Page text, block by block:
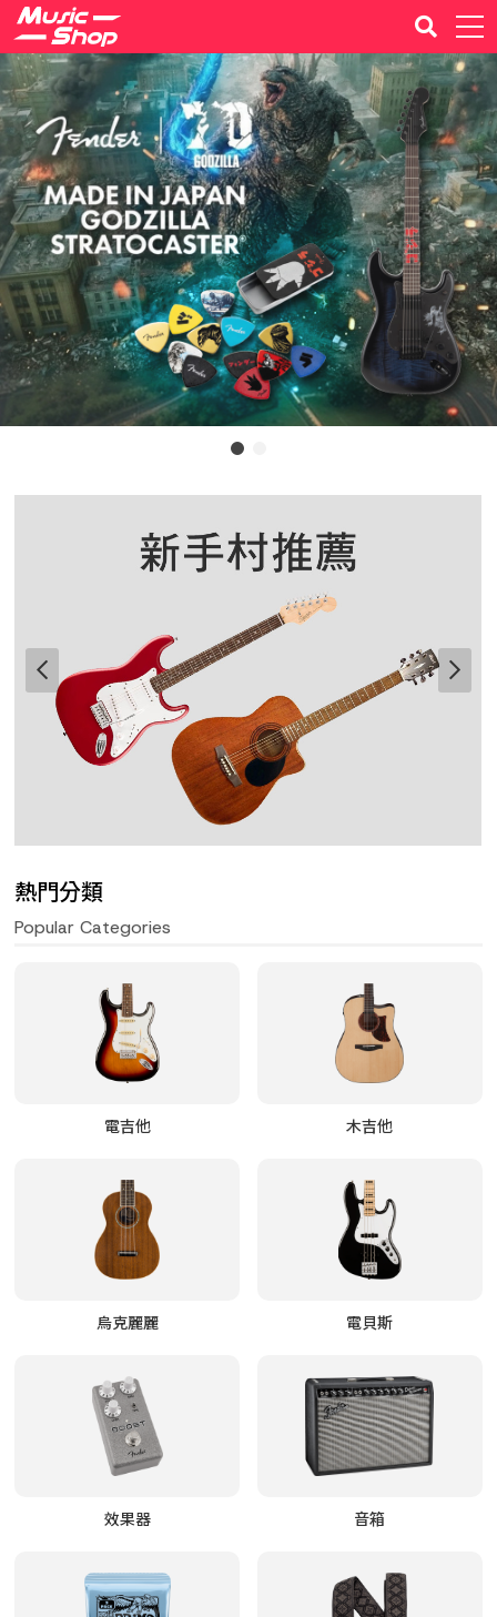
熱門分類
Popular Categories
電吉他 木吉他
烏克麗麗 電貝斯
效果器 音箱